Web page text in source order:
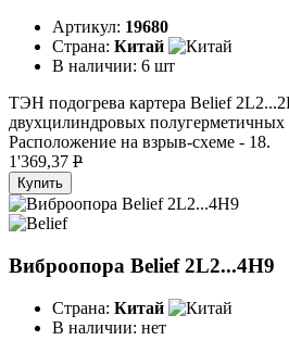
Артикул: 19680
Страна: Китай
В наличии: 6 шт
ТЭН подогрева картера Belief
двухцилиндровых полугерметичных
Расположение на взрыв-схеме - 18.
1'369,37 P
Купить
Виброопора Belief 2L2...4H9
Страна: Китай
В наличии: нет